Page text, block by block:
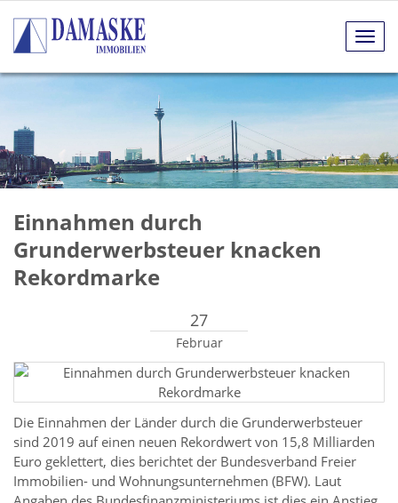
Einnahmen durch
Grunderwerbsteuer knacken
Rekordmarke
27
Februar
Die Einnahmen der Länder durch die Grunderwerbsteuer
sind 2019 auf einen neuen Rekordwert von 15,8 Milliarden
Euro geklettert, dies berichtet der Bundesverband Freier
Immobilien- und Wohnungsunternehmen (BFW). Laut